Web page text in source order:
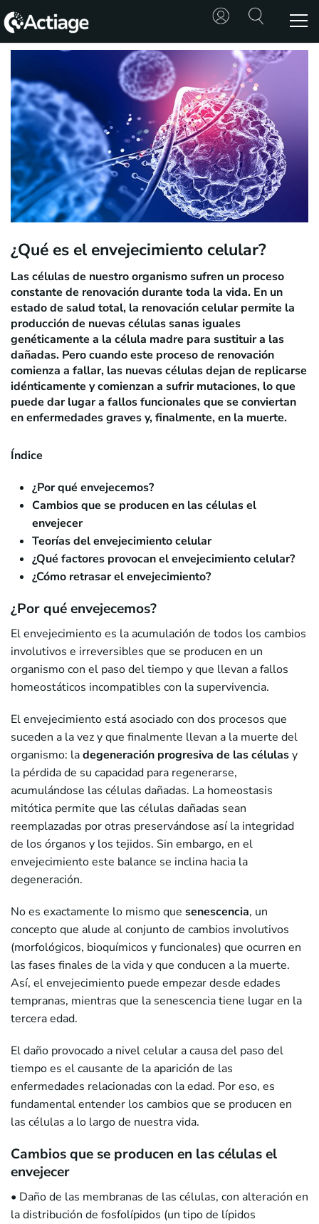
TRATAMIENTOS
CONSULTA
CONOCE
ACTIAGE
RECURSOS
¿Qué es el envejecimiento celular?
Las células de nuestro organismo sufren un proceso
constante de renovación durante toda la vida. En un
estado de salud total, la renovación celular permite la
producción de nuevas células sanas iguales
genéticamente a la célula madre para sustituir a las
dañadas. Pero cuando este proceso de renovación
comienza a fallar, las nuevas células dejan de replicarse
idénticamente y comienzan a sufrir mutaciones, lo que
puede dar lugar a fallos funcionales que se conviertan
en enfermedades graves y, finalmente, en la muerte.
Índice
¿Por qué envejecemos?
Cambios que se producen en las células el
envejecer
Teorías del envejecimiento celular
¿Qué factores provocan el envejecimiento celular?
¿Cómo retrasar el envejecimiento?
¿Por qué envejecemos?
El envejecimiento es la acumulación de todos los cambios
involutivos e irreversibles que se producen en un
organismo con el paso del tiempo y que llevan a fallos
homeostáticos incompatibles con la supervivencia.
El envejecimiento está asociado con dos procesos que
suceden a la vez y que finalmente llevan a la muerte del
organismo: ladegeneración progresiva de las célulasy
la pérdida de su capacidad para regenerarse,
acumulándose las células dañadas. La homeostasis
mitótica permite que las células dañadas sean
reemplazadas por otras preservándose así la integridad
de los órganos y los tejidos. Sin embargo, en el
envejecimiento este balance se inclina hacia la
degeneración.
No es exactamente lo mismo que senescencia, un
concepto que alude al conjunto de cambios involutivos
(morfológicos, bioquímicos y funcionales) que ocurren en
las fases finales de la vida y que conducen a la muerte.
Así, el envejecimiento puede empezar desde edades
tempranas, mientras que la senescencia tiene lugar en la
tercera edad.
El daño provocado a nivel celular a causa del paso del
tiempo es el causante de la aparición de las
enfermedades relacionadas con la edad. Por eso, es
fundamental entender los cambios que se producen en
las células a lo largo de nuestra vida.
Cambios que se producen en las células el
envejecer
• Daño de las membranas de las células, con alteración en
la distribución de fosfolípidos (un tipo de lípidos